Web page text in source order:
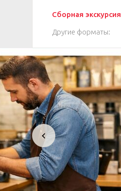
Сборная экскурсия
Другие форматы: